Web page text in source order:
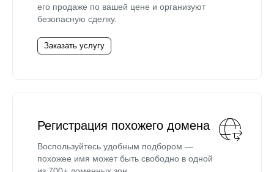
его продаже по вашей цене и организуют
безопасную сделку.
Заказать услугу
Регистрация похожего домена
Воспользуйтесь удобным подбором —
похожее имя может быть свободно в одной